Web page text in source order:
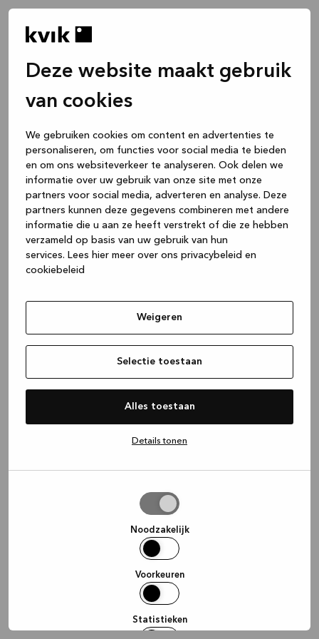
Deze website maakt gebruik
van cookies
We gebruiken cookies om content en advertenties te
personaliseren, om functies voor social media te bieden
en om ons websiteverkeer te analyseren. Ook delen we
informatie over uw gebruik van onze site met onze
partners voor social media, adverteren en analyse. Deze
partners kunnen deze gegevens combineren met andere
informatie die u aan ze heeft verstrekt of die ze hebben
verzameld op basis van uw gebruik van hun
services. Lees hier meer over ons privacybeleid en
cookiebeleid
Weigeren
Selectie toestaan
Alles toestaan
Details tonen
Noodzakelijk
Voorkeuren
Statistieken
(see the browser console for more
information).